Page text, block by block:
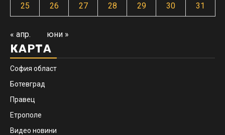
25 26 27 28 29 30 31
« апр. юни »
КАРТА
София област
Ботевград
Правец
Етрополе
Видео новини